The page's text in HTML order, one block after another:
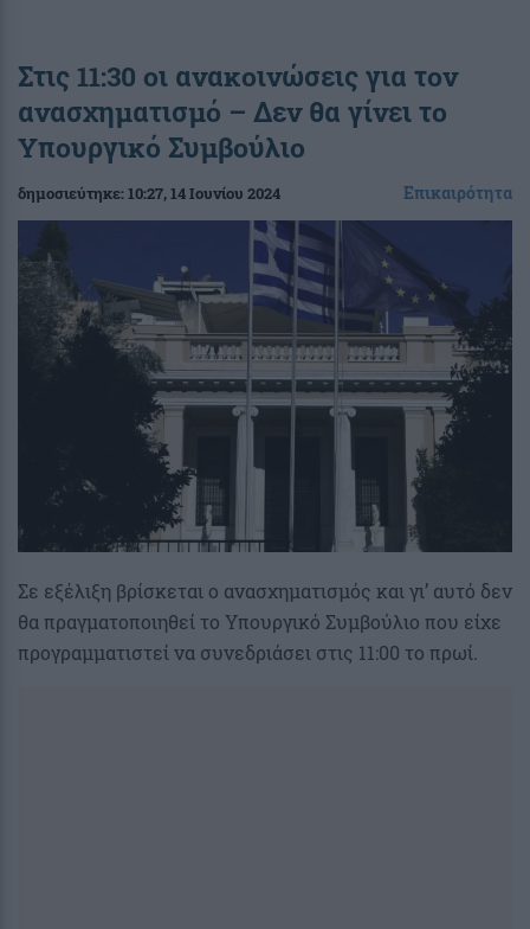
Στις 11:30 οι ανακοινώσεις για τον
ανασχηματισμό – Δεν θα γίνει το
Υπουργικό Συμβούλιο
δημοσιεύτηκε:10:27, 14 Ιουνίου 2024 Επικαιρότητα
Σε εξέλιξη βρίσκεται ο ανασχηματισμός και γι’ αυτό δεν
θα πραγματοποιηθεί το Υπουργικό Συμβούλιο που είχε
προγραμματιστεί να συνεδριάσει στις 11:00 το πρωί.